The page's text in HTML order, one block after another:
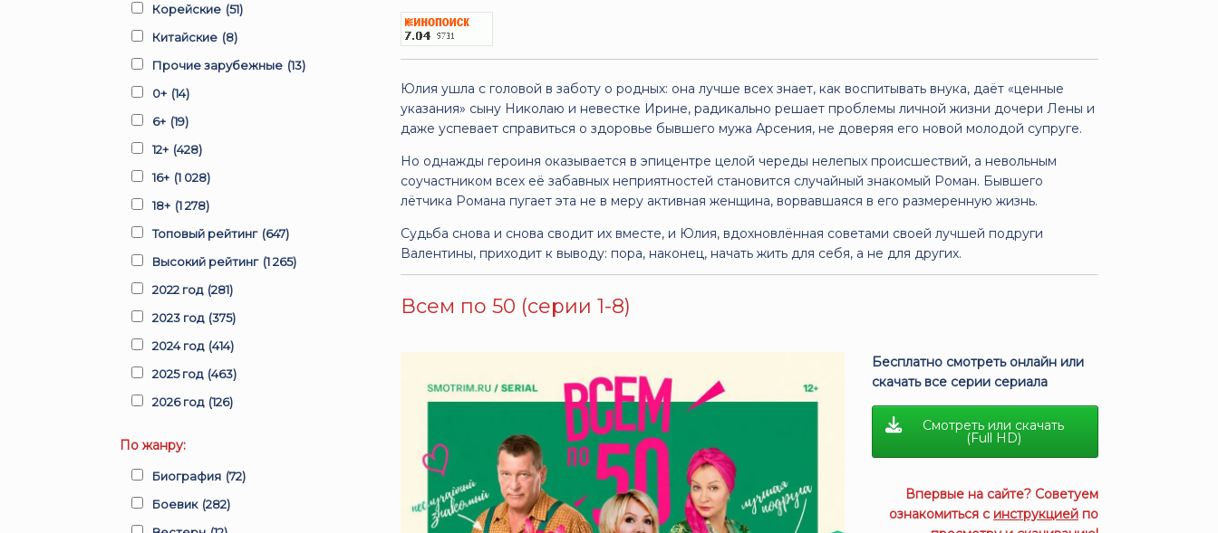
Юлия ушла с головой в заботу о родных: она лучше всех знает, как воспитывать внука, даёт «ценные
указания» сыну Николаю и невестке Ирине, радикально решает проблемы личной жизни дочери Лены и
даже успевает справиться о здоровье бывшего мужа Арсения, не доверяя его новой молодой супруге.
Но однажды героиня оказывается в эпицентре целой череды нелепых происшествий, а невольным
соучастником всех её забавных неприятностей становится случайный знакомый Роман. Бывшего
лётчика Романа пугает эта не в меру активная женщина, ворвавшаяся в его размеренную жизнь.
Судьба снова и снова сводит их вместе, и Юлия, вдохновлённая советами своей лучшей подруги
Валентины, приходит к выводу: пора, наконец, начать жить для себя, а не для других.
Всем по 50 (серии 1-8)
Бесплатно смотреть онлайн или
скачать все серии сериала
Смотреть или скачать
(Full HD)
Впервые на сайте? Советуем
ознакомиться с инструкцией по
Корейские (51)
Китайские (8)
Прочие зарубежные (13)
0+ (14)
6+ (19)
12+ (428)
16+ (1 028)
18+ (1 278)
Топовый рейтинг (647)
Высокий рейтинг (1 265)
2022 год (281)
2023 год (375)
2024 год (414)
2025 год (463)
2026 год (126)
По жанру:
Биография (72)
Боевик (282)